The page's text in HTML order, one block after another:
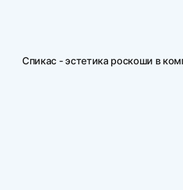
Спикас - эстетика роскоши в